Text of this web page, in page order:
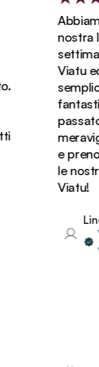
nostra
Viatu ed
passato
e
le
Viatu!
Linda